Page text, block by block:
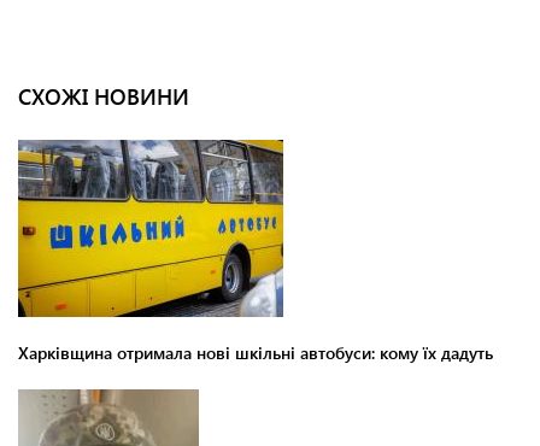
СХОЖІ НОВИНИ
Харківщина отримала нові шкільні автобуси: кому їх дадуть